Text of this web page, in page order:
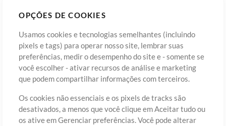
OPÇÕES DE COOKIES
Usamos cookies e tecnologias semelhantes (incluindo
pixels e tags) para operar nosso site, lembrar suas
preferências, medir o desempenho do site e - somente se
você escolher - ativar recursos de análise e marketing
que podem compartilhar informações com terceiros.
Os cookies não essenciais e os pixels de tracks são
desativados, a menos que você clique em Aceitar tudo ou
os ative em Gerenciar preferências. Você pode alterar
Cadastre-seEsqueceu sua senha?
Termos de Uso Política de Privacidade
Preferências de
Contato
©2006-2026 por MultiTracks LLC. Todos os Direitos Reservados.